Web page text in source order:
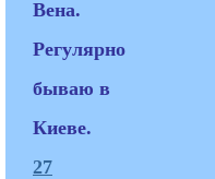
Вена.
Регулярно
бываю в
Киеве.
27